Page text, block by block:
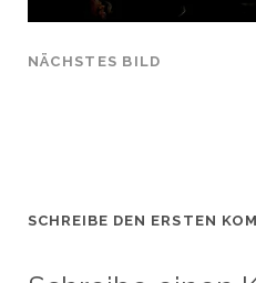
NÄCHSTES BILD
SCHREIBE DEN ERSTEN